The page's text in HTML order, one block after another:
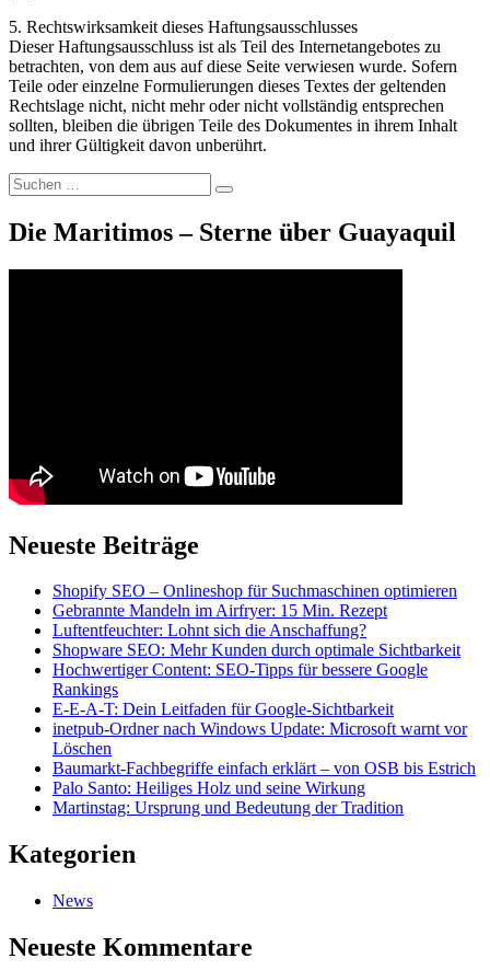
5. Rechtswirksamkeit dieses Haftungsausschlusses
Dieser Haftungsausschluss ist als Teil des Internetangebotes zu
betrachten, von dem aus auf diese Seite verwiesen wurde. Sofern
Teile oder einzelne Formulierungen dieses Textes der geltenden
Rechtslage nicht, nicht mehr oder nicht vollständig entsprechen
sollten, bleiben die übrigen Teile des Dokumentes in ihrem Inhalt
und ihrer Gültigkeit davon unberührt.
Suche
nach:
Suchen
Die Maritimos – Sterne über Guayaquil
Neueste Beiträge
Shopify SEO – Onlineshop für Suchmaschinen optimieren
Gebrannte Mandeln im Airfryer: 15 Min. Rezept
Luftentfeuchter: Lohnt sich die Anschaffung?
Shopware SEO: Mehr Kunden durch optimale Sichtbarkeit
Hochwertiger Content: SEO-Tipps für bessere Google
Rankings
E-E-A-T: Dein Leitfaden für Google-Sichtbarkeit
inetpub-Ordner nach Windows Update: Microsoft warnt vor
Löschen
Baumarkt-Fachbegriffe einfach erklärt – von OSB bis Estrich
Palo Santo: Heiliges Holz und seine Wirkung
Martinstag: Ursprung und Bedeutung der Tradition
Kategorien
News
Neueste Kommentare